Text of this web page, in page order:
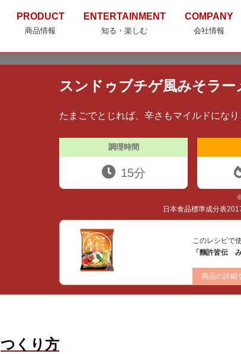
PRODUCT
商品情報
ENTERTAINMENT
知る・楽しむ
COMPANY
会社情報
スンドゥブチゲ風みそラー
たまごでとじれば、辛さもマイルドになり
調理時間
15分
日本食品標準成分表
このレシピで
「麵許皆伝
商品の詳細
つくり方